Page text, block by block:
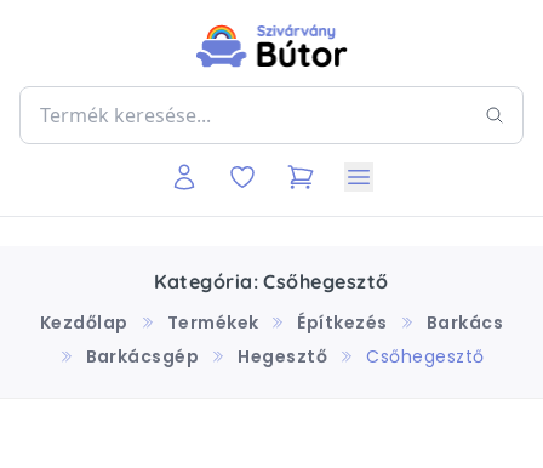
Kategória: Csőhegesztő
Kezdőlap
Termékek Építkezés
Barkács
Barkácsgép
Hegesztő Csőhegesztő